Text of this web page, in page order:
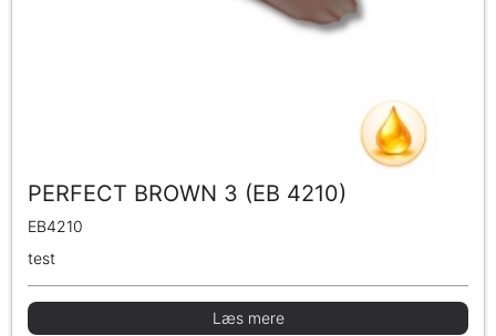
PERFECT BROWN 3 (EB 4210)
EB4210
test
Læs mere